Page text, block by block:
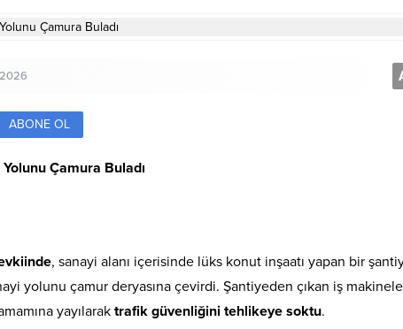
ABONE OL
Çamura Buladı
, sanayi alanı içerisinde lüks konut inşaatı yapan bir
yolunu çamur deryasına çevirdi. Şantiyeden çıkan iş
yayılarak trafik güvenliğini tehlikeye soktu.